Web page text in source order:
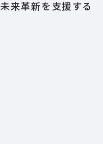
未来革新を支援する